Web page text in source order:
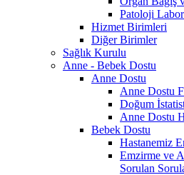
Patoloji
Hizmet Birimleri
Diğer Birimler
Sağlık Kurulu
Anne - Bebek Dostu
Anne Dostu
Anne Dostu
Doğum
Anne Dostu
Bebek Dostu
Hastanemiz
Emzirme ve
Sorulan